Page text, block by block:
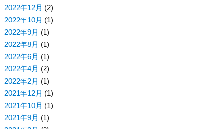
2022年12月 (2)
2022年10月 (1)
2022年9月 (1)
2022年8月 (1)
2022年6月 (1)
2022年4月 (2)
2022年2月 (1)
2021年12月 (1)
2021年10月 (1)
2021年9月 (1)